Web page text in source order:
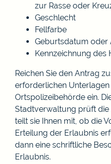
zur Rasse oder
Geschlecht
Fellfarbe
Geburtsdatum oder
Kennzeichnung des
Reichen Sie den Antrag
erforderlichen
Ortspolizeibehörde ein.
Stadtverwaltung prüft die
teilt sie Ihnen mit, ob die
Erteilung der Erlaubnis
dann eine schriftliche
Erlaubnis.